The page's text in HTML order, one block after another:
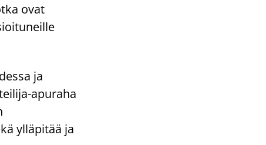
ovat
ja
apuraha
ylläpitää ja